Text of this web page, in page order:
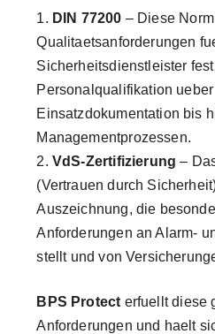
DIN 77200 – Diese
Qualitaetsanforderungen
Sicherheitsdienstleister
Personalqualifikation ueber
Einsatzdokumentation bis
Managementprozessen.
VdS-Zertifizierung –
(Vertrauen durch
Auszeichnung, die
Anforderungen an Alarm-
stellt und von
BPS Protect erfuellt diese
Anforderungen und haelt